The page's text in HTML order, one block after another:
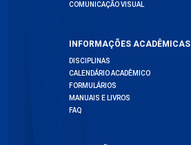
COMUNICAÇÃO VISUAL
INFORMAÇÕES ACADÊMICAS
DISCIPLINAS
CALENDÁRIO ACADÊMICO
FORMULÁRIOS
MANUAIS E LIVROS
FAQ